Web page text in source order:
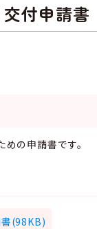
付申請書
の申請書です。
(98KB)